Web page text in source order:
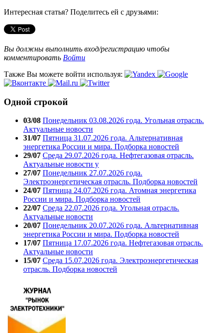
Интересная статья? Поделитесь ей с друзьями:
Вы должны выполнить вход/регистрацию чтобы
комментировать Войти
Также Вы можете войти используя:
Одной строкой
03/08 Понедельник 03.08.2026 года. Угольная отрасль.
Актуальные новости
31/07 Пятница 31.07.2026 года. Альтернативная
энергетика России и мира. Подборка новостей
29/07 Среда 29.07.2026 года. Нефтегазовая отрасль.
Актуальные новости у
27/07 Понедельник 27.07.2026 года.
Электроэнергетическая отрасль. Подборка новостей
24/07 Пятница 24.07.2026 года. Атомная энергетика
России и мира. Подборка новостей
22/07 Среда 22.07.2026 года. Угольная отрасль.
Актуальные новости
20/07 Понедельник 20.07.2026 года. Альтернативная
энергетика России и мира. Подборка новостей
17/07 Пятница 17.07.2026 года. Нефтегазовая отрасль.
Актуальные новости
15/07 Среда 15.07.2026 года. Электроэнергетическая
отрасль. Подборка новостей